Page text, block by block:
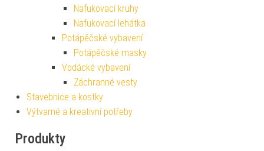
Nafukovací kruhy
Nafukovací lehátka
Potápěčské vybavení
Potápěčské masky
Vodácké vybavení
Záchranné vesty
Stavebnice a kostky
Výtvarné a kreativní potřeby
Produkty